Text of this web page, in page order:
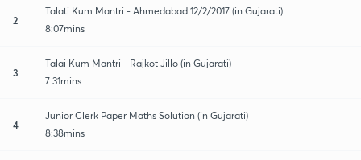
2
Talati Kum Mantri - Ahmedabad 12/2/2017 (in Gujarati)
8:07mins
3
Talai Kum Mantri - Rajkot Jillo (in Gujarati)
7:31mins
4
Junior Clerk Paper Maths Solution (in Gujarati)
8:38mins